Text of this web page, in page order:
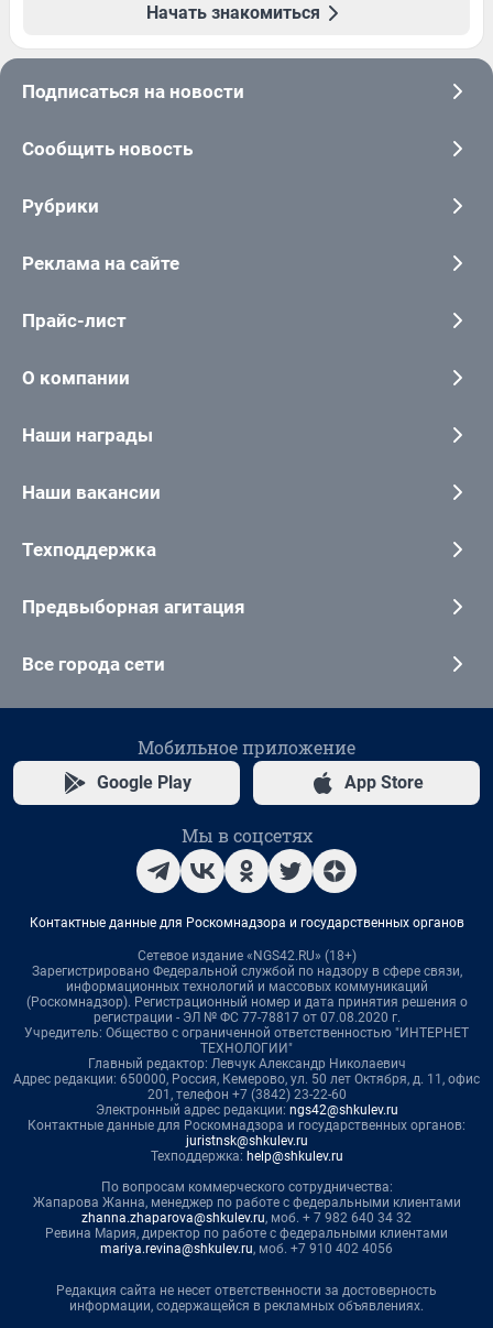
Начать знакомиться
Подписаться на новости
Сообщить новость
Рубрики
Реклама на сайте
Прайс-лист
О компании
Наши награды
Наши вакансии
Техподдержка
Предвыборная агитация
Все города сети
Мобильное приложение
Google Play App Store
Мы в соцсетях
Контактные данные для Роскомнадзора и государственных органов
Сетевое издание «NGS42.RU» (18+)
Зарегистрировано Федеральной службой по надзору в сфере связи,
информационных технологий и массовых коммуникаций
(Роскомнадзор). Регистрационный номер и дата принятия решения о
регистрации - ЭЛ № ФС 77-78817 от 07.08.2020 г.
Учредитель: Общество с ограниченной ответственностью "ИНТЕРНЕТ
ТЕХНОЛОГИИ"
Главный редактор: Левчук Александр Николаевич
Адрес редакции: 650000, Россия, Кемерово, ул. 50 лет Октября, д. 11, офис
201, телефон +7 (3842) 23-22-60
Электронный адрес редакции: ngs42@shkulev.ru
Контактные данные для Роскомнадзора и государственных органов:
juristnsk@shkulev.ru
Техподдержка: help@shkulev.ru
По вопросам коммерческого сотрудничества:
Жапарова Жанна, менеджер по работе с федеральными клиентами
zhanna.zhaparova@shkulev.ru, моб. + 7 982 640 34 32
Ревина Мария, директор по работе с федеральными клиентами
mariya.revina@shkulev.ru, моб. +7 910 402 4056
Редакция сайта не несет ответственности за достоверность
информации, содержащейся в рекламных объявлениях.